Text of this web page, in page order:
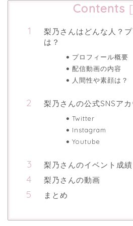
Contents [
梨乃さんはどんな人？
は？
プロフィール概要
配信動画の内容
人間性や素顔は？
梨乃さんの公式SNSアカ
Twitter
Instagram
Youtube
梨乃さんのイベント成績
梨乃さんの動画
まとめ